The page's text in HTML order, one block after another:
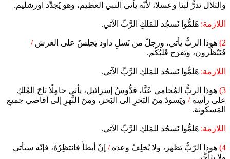
والتلال تدرُّ لبنا وعسلا، لأنّه يأتي النبي العظيم، وهو يُجدِّد اورشليم.
اللازمة: هَلمُّوا نَسجُد للمَلكِ الرَّبِّ الآتي.
2) هوذا الربُّ يأتي، ورجلٌ من نَسلِ داود يَجلِسُ على العرش/
فَتَنْظُرون، وَيَفرَح قَلبُكُم.
اللازمة: هَلمُّوا نَسجُد للمَلكِ الرَّبِّ الآتي.
3) هوذا الربُّ المُحامي عَنَّا، قدُّوسُ إسرائيل، يأتي حامِلًا تاجَ المُلكِ
على رأسِهِ/ ويَسودُ مِنَ البَحرِ الى البَحر، ومِنَ النَّهرِ إلى أقاصي جميعِ
المَسكونة.
اللازمة: هَلمُّوا نَسجُد للمَلكِ الرَّبِّ الآتي.
4) هوذا الرّبُّ يَظهر، ولا يُخلِفُ وعدَه/ إنْ أبطأَ فانتظِرْهُ، فإنّه سيأتي
ولا يتأخَّر.